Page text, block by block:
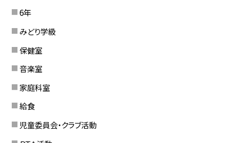
6年
みどり学級
保健室
音楽室
家庭科室
給食
児童委員会・クラブ活動